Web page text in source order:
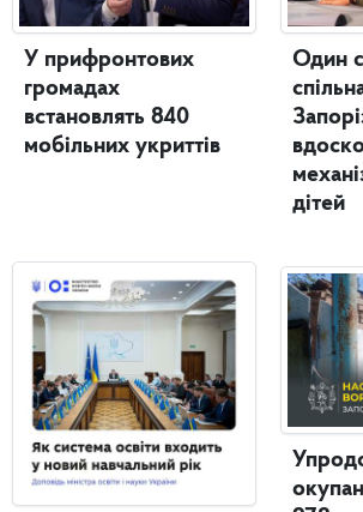
У прифронтових
громадах
встановлять 840
мобільних укриттів
Один
дітей